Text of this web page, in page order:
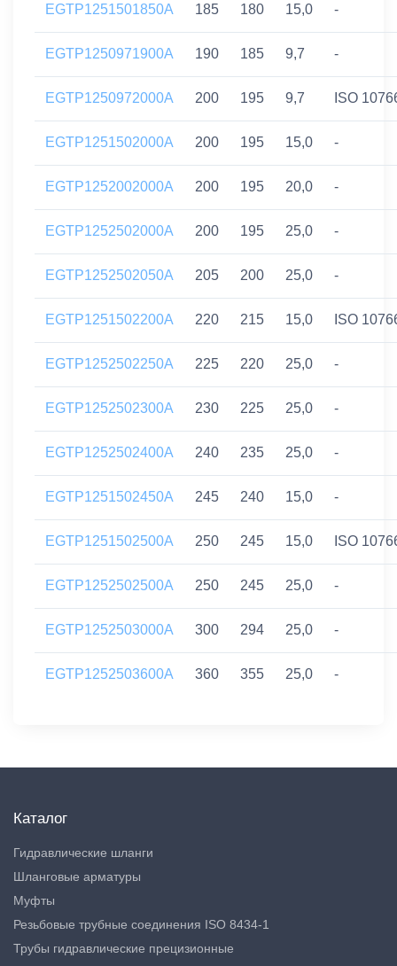
EGTP1251501850A 185 180 15,0 -
EGTP1250971900A 190 185 9,7 -
EGTP1250972000A 200 195 9,7 ISO
EGTP1251502000A 200 195 15,0 -
EGTP1252002000A 200 195 20,0 -
EGTP1252502000A 200 195 25,0 -
EGTP1252502050A 205 200 25,0 -
EGTP1251502200A 220 215 15,0 ISO
EGTP1252502250A 225 220 25,0 -
EGTP1252502300A 230 225 25,0 -
EGTP1252502400A 240 235 25,0 -
EGTP1251502450A 245 240 15,0 -
EGTP1251502500A 250 245 15,0 ISO
EGTP1252502500A 250 245 25,0 -
EGTP1252503000A 300 294 25,0 -
EGTP1252503600A 360 355 25,0 -
Каталог
Гидравлические шланги
Шланговые арматуры
Муфты
Резьбовые трубные соединения ISO 8434-1
Трубы гидравлические прецизионные